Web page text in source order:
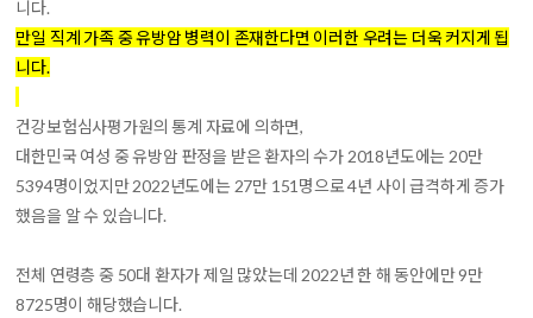
니다.
만일 직계 가족 중 유방암 병력이 존재한다면 이러한 우려는 더욱 커지게 됩
니다.
건강보험심사평가원의 통계 자료에 의하면,
대한민국 여성 중 유방암 판정을 받은 환자의 수가 2018년도에는 20만
5394명이었지만 2022년도에는 27만 151명으로 4년 사이 급격하게 증가
했음을 알 수 있습니다.
전체 연령층 중 50대 환자가 제일 많았는데 2022년 한 해 동안에만 9만
8725명이 해당했습니다.